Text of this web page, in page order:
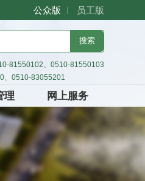
公众版 员工版
搜索
81550102、0510-81550103
、0510-83055201
理 网上服务